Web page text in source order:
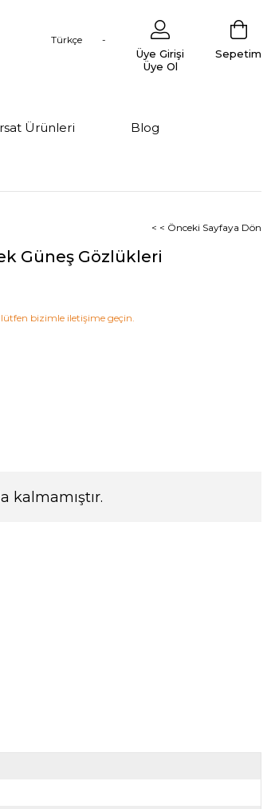
Türkçe
Sepetim
Üye Girişi
Üye Ol
Ürünleri Blog
< < Önceki Sayfaya Dön
Güneş Gözlükleri
bizimle iletişime geçin.
kalmamıştır.